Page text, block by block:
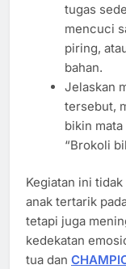
tugas
mencuci
piring,
bahan.
Jelaskan
tersebut,
bikin mata
“Brokoli
Kegiatan ini
anak tertarik
tetapi juga
kedekatan
tua dan